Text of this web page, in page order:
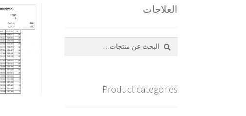
العلاجات
البحث
عن:
بحث
Product categories